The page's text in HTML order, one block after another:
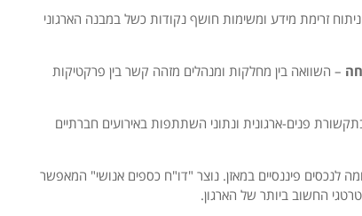
זרימת מידע ומשימות חושף נקודות כשל במבנה הארגוני
– השוואה בין מחלקות ומנהלים מזהה קשר בין פרקטיקות
פנים-ארגונית ונתוני השתתפות באירועים חברתיים
לנכסים פיננסיים במאזן. נוצר "דו"ח כספים אנושי" המאפשר
החשוב ביותר של הארגון.